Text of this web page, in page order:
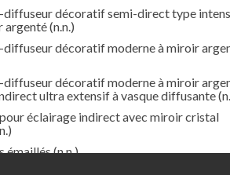
diffuseur décoratif semi-direct type
argenté(n.n.)
diffuseur décoratif moderne à miroir
décoratif moderne à miroir
ultra extensif à vasque diffusante
éclairage indirect avec miroir cristal
émaillés(n.n.)